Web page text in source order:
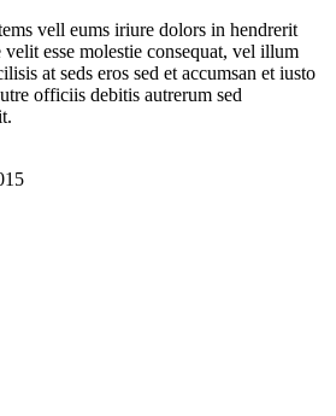
vell eums iriure dolors in hendrerit
esse molestie consequat, vel illum
at seds eros sed et accumsan et iusto
officiis debitis autrerum sed